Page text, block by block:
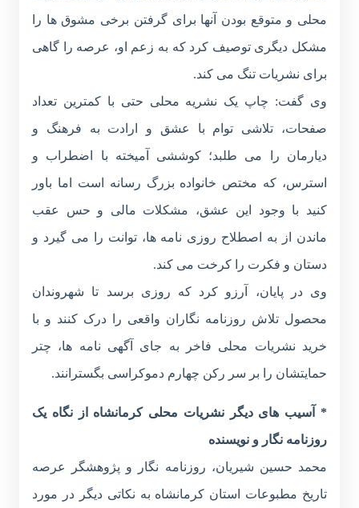
محلی و متوقع بودن آنها برای گرفتن برخی مشوق ها را
مشکل دیگری توصیف کرد که به زعم او، عرصه را گاهی
برای نشریات تنگ می کند.
وی گفت: چاپ یک نشریه محلی حتی با کمترین تعداد
صفحات، تلاشی توام با عشق و ارادت به فرهنگ و
دیارمان را می طلبد؛ کوششی آمیخته با اضطراب و
استرس، که مختص خانواده بزرگ رسانه است اما باور
کنید با وجود این عشق، مشکلات مالی و حس عقب
ماندن از به اصطلاح روزی نامه ها، توانت را می گیرد و
دستان و فکرت را کرخت می کند.
وی در پایان، آرزو کرد که روزی برسد تا شهروندان
محصول تلاش روزنامه نگاران واقعی را درک کنند و با
خرید نشریات محلی فاخر به جای آگهی نامه ها، چتر
حمایتشان را بر سر رکن چهارم دموکراسی بگسترانند.
* آسیب های دیگر نشریات محلی کرمانشاه از نگاه یک
روزنامه نگار و نویسنده
محمد حسین شیریان، روزنامه نگار و پژوهشگر عرصه
تاریخ مطبوعات استان کرمانشاه به نکاتی دیگر در مورد